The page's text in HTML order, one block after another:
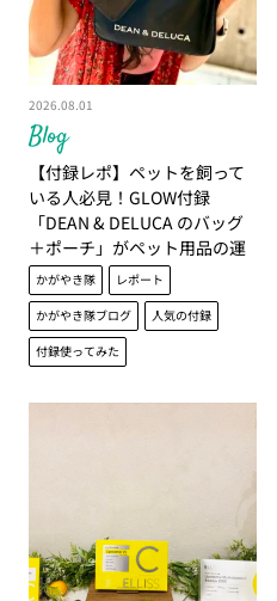
Blog
2026.08.01
【付録レポ】ペットを飼って
いる人必見！GLOW付録
「DEAN & DELUCA のバッグ
＋ポーチ」がペット用品の運
搬に超便利！｜かがやき隊 角
藤千種
かがやき隊
レポート
かがやき隊ブログ
人気の付録
付録使ってみた